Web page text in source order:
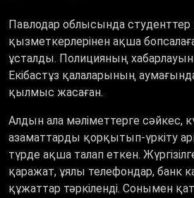
Павлодар облысында студенттер
қызметкерлерінен ақша
ұсталды. Полицияның
Екібастұз қалаларының
қылмыс жасаған.
Алдын ала мәліметтерге сәйкес,
азаматтарды қорқытып-үркіту
түрде ақша талап еткен.
қаражат, ұялы телефондар, банк
құжаттар тәркіленді. Сонымен